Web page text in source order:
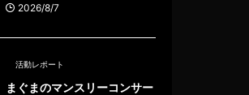
2026/8/7
活動レポート
まぐまのマンスリーコンサー